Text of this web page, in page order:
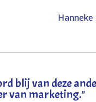
blij van deze
van marketing."